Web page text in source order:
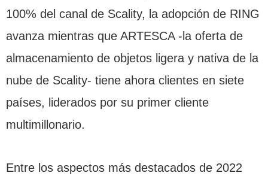
100% del canal de Scality, la adopción de RING
avanza mientras que ARTESCA -la oferta de
almacenamiento de objetos ligera y nativa de la
nube de Scality- tiene ahora clientes en siete
países, liderados por su primer cliente
multimillonario.
Entre los aspectos más destacados de 2022